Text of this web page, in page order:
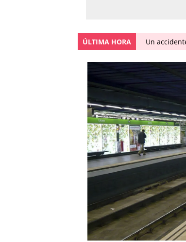
ÚLTIMA HORA Un